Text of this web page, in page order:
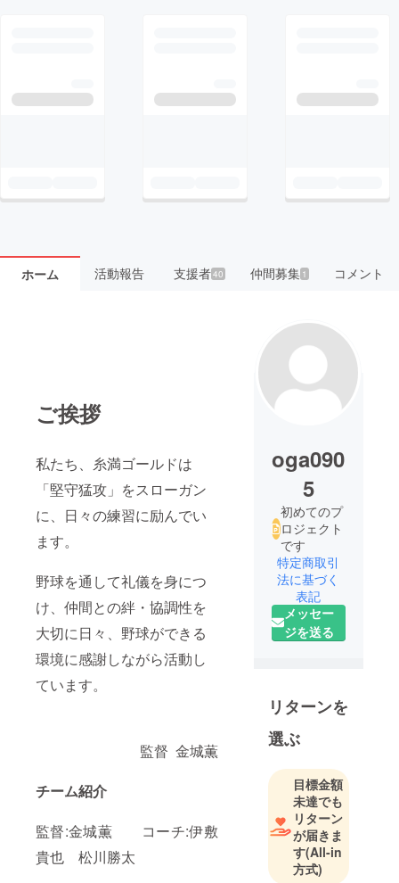
ホーム 活動報告 支援者40 仲間募集 1 コメント
ご挨拶
私たち、糸満ゴールドは
「堅守猛攻」をスローガン
に、日々の練習に励んでい
ます。
野球を通して礼儀を身につ
け、仲間との絆・協調性を
大切に日々、野球ができる
環境に感謝しながら活動し
ています。
監督 金城薫
チーム紹介
監督:金城薫 コーチ:伊敷
貴也 松川勝太
oga090
5
初めてのプ
ロジェクト
です
特定商取引
法に基づく
表記
メッセー
ジを送る
リターンを
選ぶ
目標金額
未達でも
リターン
が届きま
す(All-in
方式)